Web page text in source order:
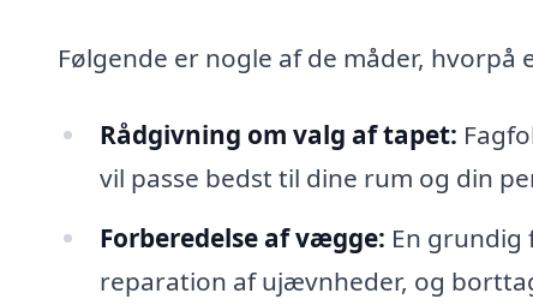
Følgende er nogle af de måder,
Rådgivning om valg af tapet:
vil passe bedst til dine rum og din
Forberedelse af vægge: En
reparation af ujævnheder, og